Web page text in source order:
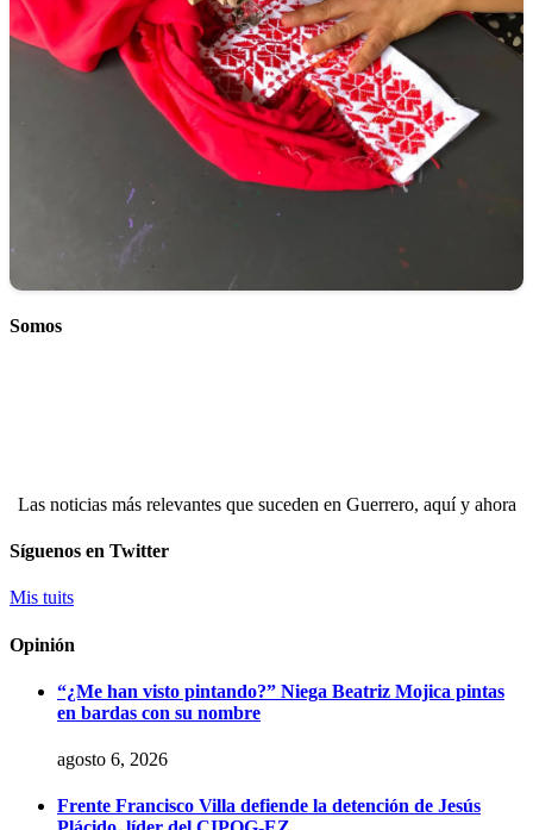
Somos
Las noticias más relevantes que suceden en Guerrero, aquí y ahora
Síguenos en Twitter
Mis tuits
Opinión
“¿Me han visto pintando?” Niega Beatriz Mojica pintas
en bardas con su nombre
agosto 6, 2026
Frente Francisco Villa defiende la detención de Jesús